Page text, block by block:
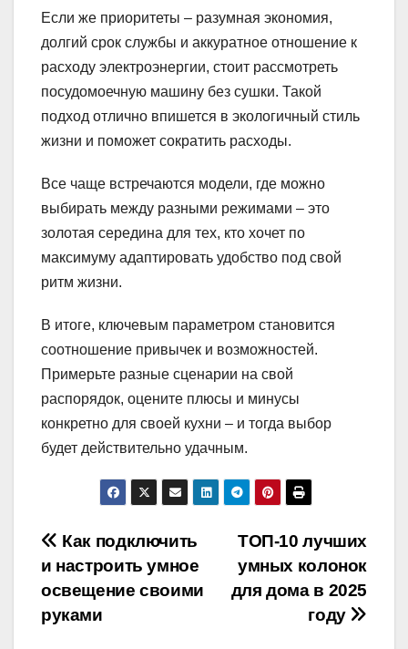
Если же приоритеты – разумная экономия,
долгий срок службы и аккуратное отношение к
расходу электроэнергии, стоит рассмотреть
посудомоечную машину без сушки. Такой
подход отлично впишется в экологичный стиль
жизни и поможет сократить расходы.
Все чаще встречаются модели, где можно
выбирать между разными режимами – это
золотая середина для тех, кто хочет по
максимуму адаптировать удобство под свой
ритм жизни.
В итоге, ключевым параметром становится
соотношение привычек и возможностей.
Примерьте разные сценарии на свой
распорядок, оцените плюсы и минусы
конкретно для своей кухни – и тогда выбор
будет действительно удачным.
Навигация
по
записям
ТОП-10 лучших
умных колонок
для дома в 2025
году
Как подключить
и настроить умное
освещение своими
руками